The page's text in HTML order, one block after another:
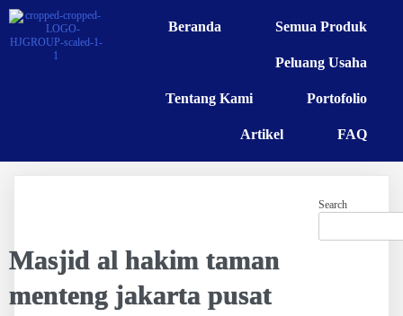
Beranda Semua Produk
Peluang Usaha
Tentang Kami Portofolio
Artikel FAQ
Masjid al hakim taman
menteng jakarta pusat
Search